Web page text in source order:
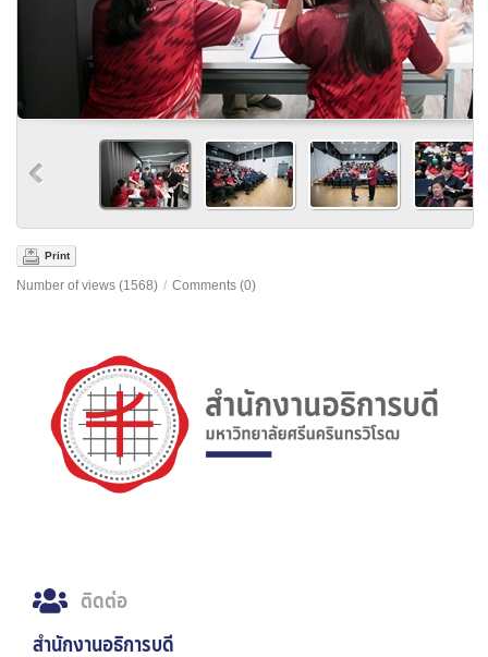
Print
Number of views (1568) / Comments (0)
ติดต่อ
สำนักงานอธิการบดี